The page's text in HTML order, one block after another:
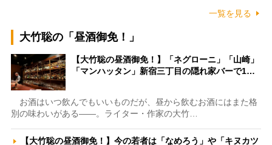
一覧を見る
大竹聡の「昼酒御免！」
【大竹聡の昼酒御免！】「ネグローニ」「山崎」
「マンハッタン」新宿三丁目の隠れ家バーで1…
お酒はいつ飲んでもいいものだが、昼から飲むお酒にはまた格
別の味わいがある――。ライター・作家の大竹…
【大竹聡の昼酒御免！】今の若者は「なめろう」や「キヌカツ